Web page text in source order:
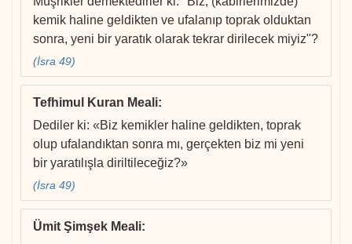
kemik haline geldikten ve ufalanıp toprak olduktan
sonra, yeni bir yaratık olarak tekrar dirilecek miyiz"?
(İsra 49)
Tefhimul Kuran Meali:
Dediler ki: «Biz kemikler haline geldikten, toprak
olup ufalandıktan sonra mı, gerçekten biz mi yeni
bir yaratılışla diriltileceğiz?»
(İsra 49)
Ümit Şimşek Meali: